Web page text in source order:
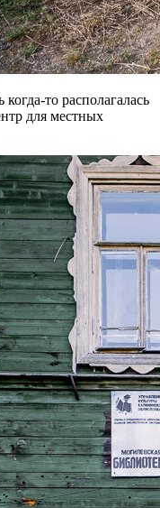
то располагалась
для местных